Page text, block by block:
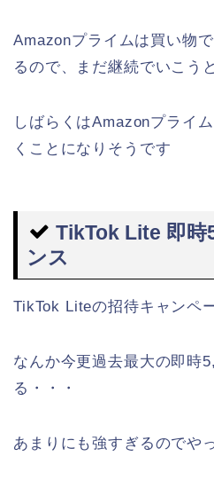
Amazonプライムは買い物
るので、まだ継続でいこう
しばらくはAmazonプライ
くことになりそうです
TikTok Lite 即時
ンス
TikTok Liteの招待キャンペ
なんか今更過去最大の即時
る・・・
あまりにも強すぎるのでや